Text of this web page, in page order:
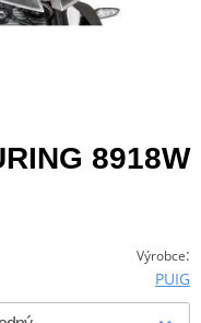
8918W
Výrobce:
PUIG